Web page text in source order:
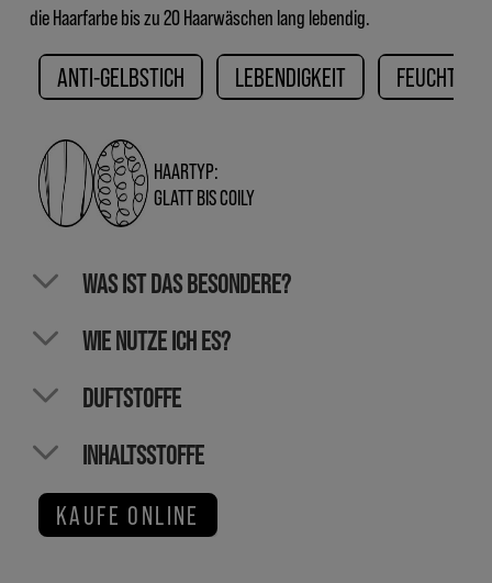
die Haarfarbe bis zu 20 Haarwäschen lang lebendig.
ANTI-GELBSTICH LEBENDIGKEIT
HAARTYP:
GLATT BIS COILY
WAS IST DAS BESONDERE?
WIE NUTZE ICH ES?
DUFTSTOFFE
INHALTSSTOFFE
KAUFE ONLINE